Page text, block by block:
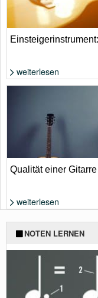
Foto: Shutterstock von
weiterlesen
Qualität einer
weiterlesen
NOTEN LERNEN